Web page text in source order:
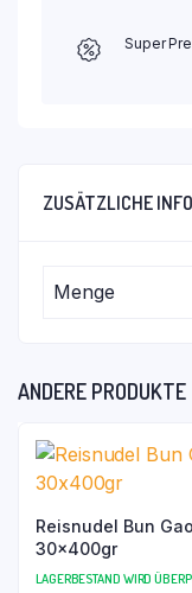
Super
ZUSÄTZLICHE
Menge
ANDERE PRODUKTE
Reisnudel Bun Gao
30x400gr
LAGERBESTAND WIRD